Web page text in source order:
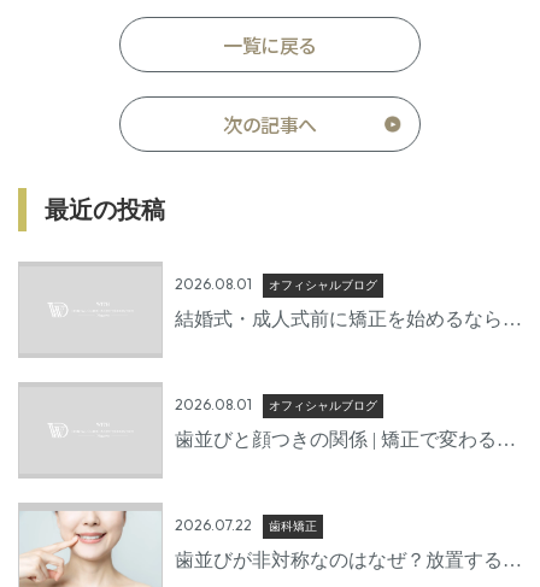
一覧に戻る
次の記事へ
最近の投稿
2026.08.01 オフィシャルブログ
結婚式・成人式前に矯正を始めるならい
2026.08.01 オフィシャルブログ
歯並びと顔つきの関係 | 矯正で変わる口
2026.07.22 歯科矯正
歯並びが非対称なのはなぜ？放置するリ